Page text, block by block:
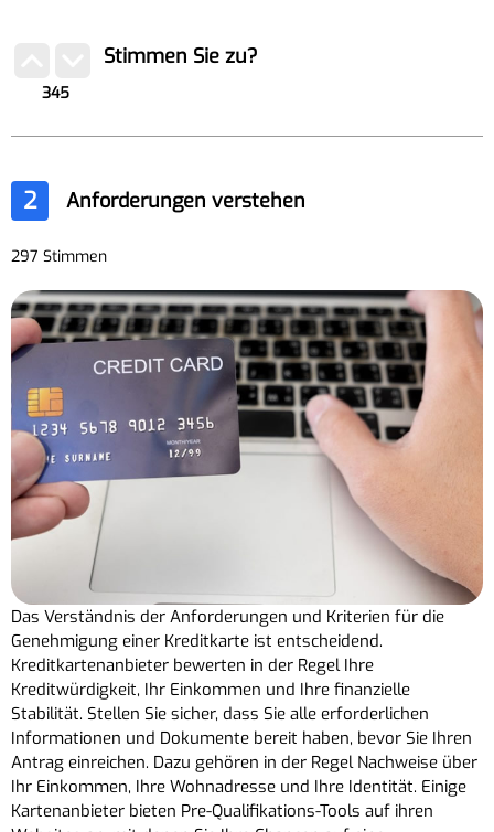
345
Stimmen Sie zu?
2 Anforderungen verstehen
297 Stimmen
Das Verständnis der Anforderungen und Kriterien für die
Genehmigung einer Kreditkarte ist entscheidend.
Kreditkartenanbieter bewerten in der Regel Ihre
Kreditwürdigkeit, Ihr Einkommen und Ihre finanzielle
Stabilität. Stellen Sie sicher, dass Sie alle erforderlichen
Informationen und Dokumente bereit haben, bevor Sie Ihren
Antrag einreichen. Dazu gehören in der Regel Nachweise über
Ihr Einkommen, Ihre Wohnadresse und Ihre Identität. Einige
Kartenanbieter bieten Pre-Qualifikations-Tools auf ihren